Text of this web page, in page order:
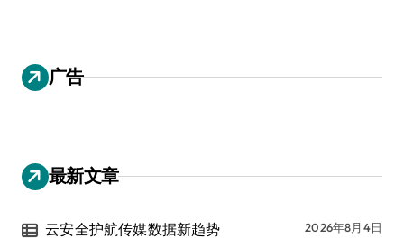
广告
最新文章
云安全护航传媒数据新趋势 2026年8月4日